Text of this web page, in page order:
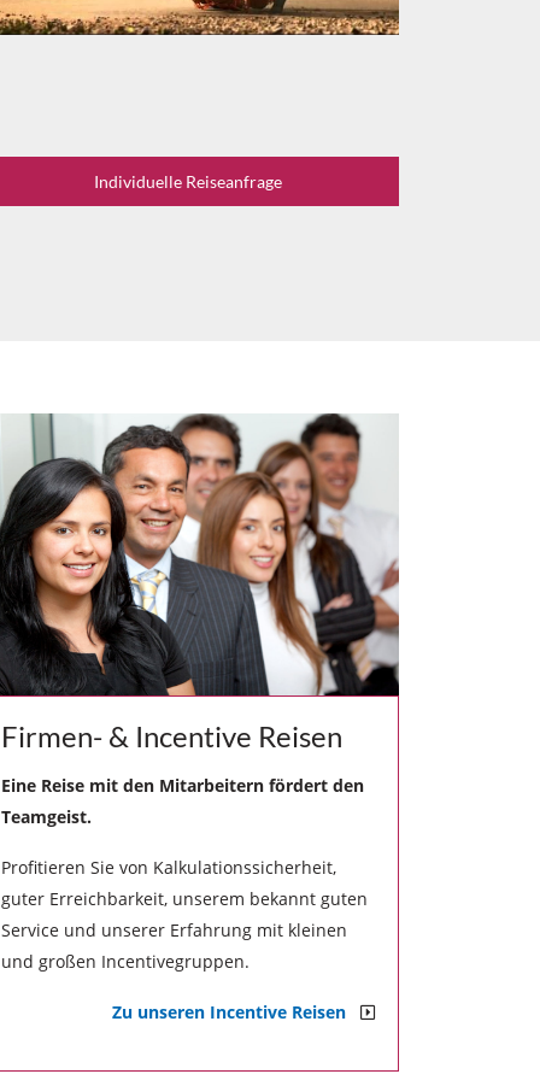
Individuelle Reiseanfrage
Firmen- & Incentive Reisen
Eine Reise mit den Mitarbeitern fördert den
Teamgeist.
Profitieren Sie von Kalkulationssicherheit,
guter Erreichbarkeit, unserem bekannt guten
Service und unserer Erfahrung mit kleinen
und großen Incentivegruppen.
Zu unseren Incentive Reisen